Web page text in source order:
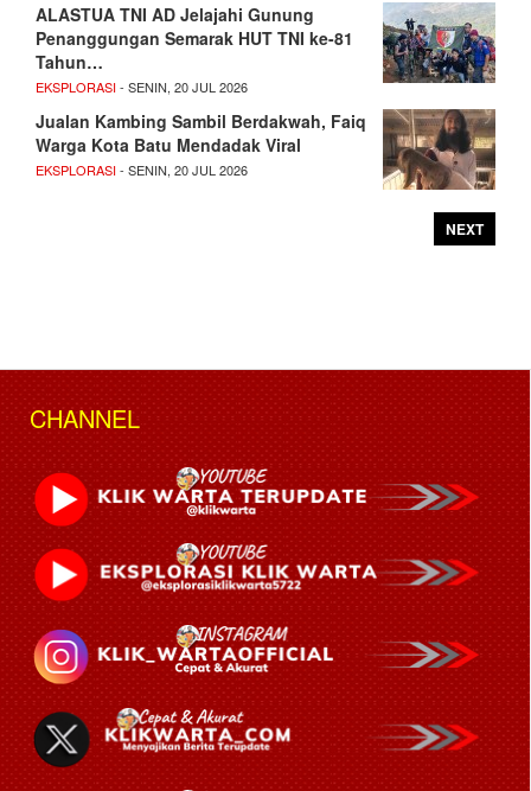
ALASTUA TNI AD Jelajahi Gunung
Penanggungan Semarak HUT TNI ke-81
Tahun…
EKSPLORASI- SENIN, 20 JUL 2026
Jualan Kambing Sambil Berdakwah, Faiq
Warga Kota Batu Mendadak Viral
EKSPLORASI- SENIN, 20 JUL 2026
NEXT
CHANNEL